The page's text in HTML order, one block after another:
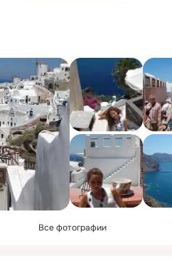
Все фотографии